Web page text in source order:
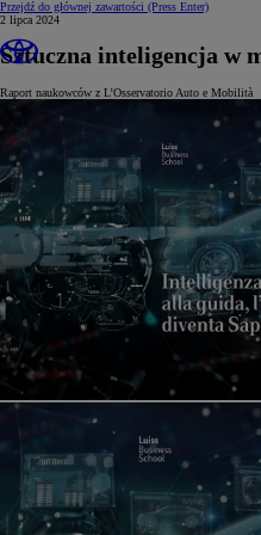
Przejdź do głównej zawartości (Press Enter)
2 lipca 2024
Sztuczna inteligencja w
Raport naukowców z L’Osservatorio Auto e Mobilità